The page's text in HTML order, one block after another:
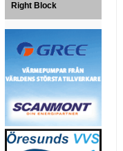
Right Block